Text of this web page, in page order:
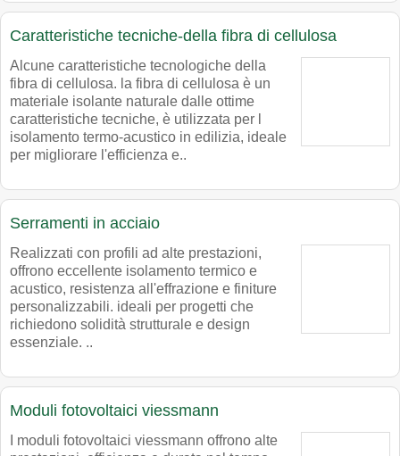
Caratteristiche tecniche-della fibra di cellulosa
Alcune caratteristiche tecnologiche della
fibra di cellulosa. la fibra di cellulosa è un
materiale isolante naturale dalle ottime
caratteristiche tecniche, è utilizzata per l
isolamento termo-acustico in edilizia, ideale
per migliorare l'efficienza e..
Serramenti in acciaio
Realizzati con profili ad alte prestazioni,
offrono eccellente isolamento termico e
acustico, resistenza all'effrazione e finiture
personalizzabili. ideali per progetti che
richiedono solidità strutturale e design
essenziale. ..
Moduli fotovoltaici viessmann
I moduli fotovoltaici viessmann offrono alte